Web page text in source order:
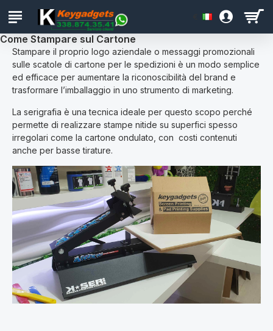
Come Stampare sul Cartone
Stampare il proprio logo aziendale o messaggi promozionali
sulle scatole di cartone per le spedizioni è un modo semplice
ed efficace per aumentare la riconoscibilità del brand e
trasformare l’imballaggio in uno strumento di marketing.
La serigrafia è una tecnica ideale per questo scopo perché
permette di realizzare stampe nitide su superfici spesso
irregolari come la cartone ondulato, con costi contenuti
anche per basse tirature.